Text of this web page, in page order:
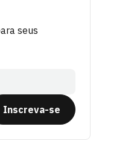
seus
Inscreva-se